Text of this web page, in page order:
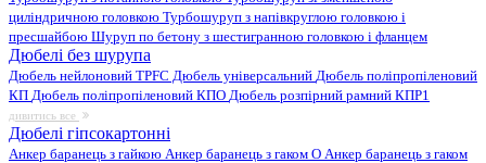
циліндричною головкою Турбошуруп з напівкруглою головкою і
пресшайбою Шуруп по бетону з шестигранною головкою і фланцем
Дюбелі без шурупа
Дюбель нейлоновий TPFC Дюбель універсальний Дюбель поліпропіленовий
КП Дюбель поліпропіленовий КПО Дюбель розпірний рамний КПР1
дивитись все
Дюбелі гіпсокартонні
Анкер баранець з гайкою Анкер баранець з гаком O Анкер баранець з гаком